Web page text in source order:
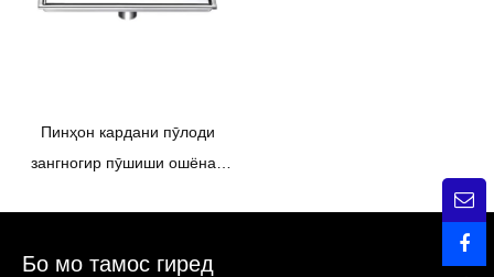
Пинҳон кардани пӯлоди
зангногир пӯшиши ошёнаи
Бо мо тамос гиред